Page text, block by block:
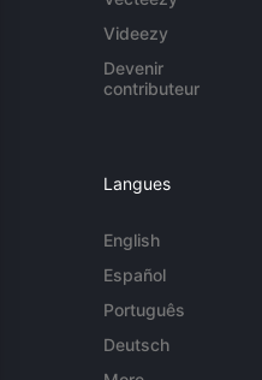
Videezy
Devenir
contributeur
Langues
English
Español
Português
Deutsch